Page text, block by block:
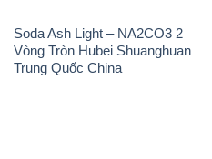
Soda Ash Light – NA2CO3 2
Vòng Tròn Hubei Shuanghuan
Trung Quốc China